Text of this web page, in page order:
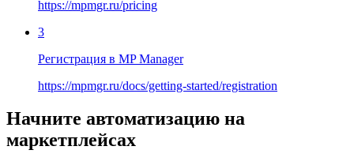
https://mpmgr.ru/pricing
3
Регистрация в MP Manager
https://mpmgr.ru/docs/getting-started/registration
Начните автоматизацию на
маркетплейсах